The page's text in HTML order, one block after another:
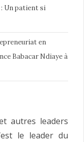
Un patient si
en
Babacar Ndiaye à
autres leaders
le leader du